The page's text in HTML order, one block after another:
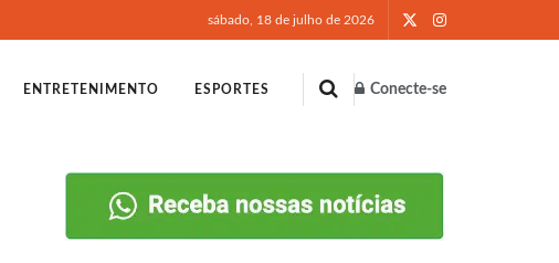
sábado, 18 de julho de 2026
ENTRETENIMENTO ESPORTES Conecte-se